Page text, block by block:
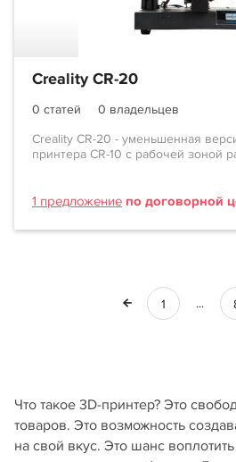
Creality CR-20
0 статей
0 владельцев
Creality CR-20 - уменьшенная
принтера CR-10 с рабочей зоной
1 предложение по договорной
1 ...
Что такое 3D-принтер? Это
товаров. Это возможность
на свой вкус. Это шанс